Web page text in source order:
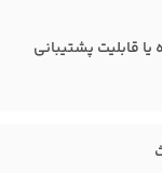
قابلیت پشتیبانی